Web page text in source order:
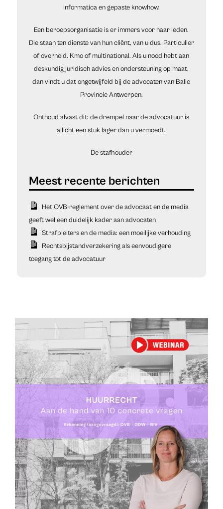
informatica en gepaste knowhow.
Een beroepsorganisatie is er immers voor haar leden.
Die staan ten dienste van hun cliënt, van u dus. Particulier
of overheid. Kmo of multinational. Als u nood hebt aan
deskundig juridisch advies en ondersteuning op maat,
dan vindt u dat ongetwijfeld bij de advocaten van Balie
Provincie Antwerpen.
Onthoud alvast dit: de drempel naar de advocatuur is
allicht een stuk lager dan u vermoedt.
De stafhouder
Het OVB-reglement over de advocaat en de media
geeft wel een duidelijk kader aan advocaten
Strafpleiters en de media: een moeilijke verhouding
Rechtsbijstandverzekering als eenvoudigere
toegang tot de advocatuur